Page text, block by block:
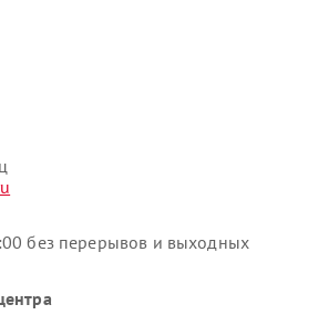
без перерывов и выходных